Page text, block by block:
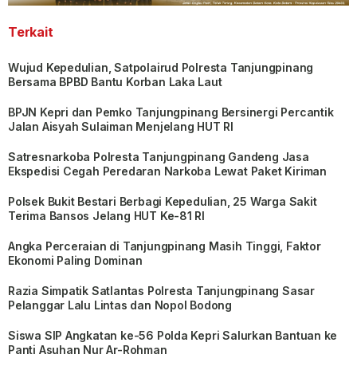
Terkait
Wujud Kepedulian, Satpolairud Polresta Tanjungpinang
Bersama BPBD Bantu Korban Laka Laut
BPJN Kepri dan Pemko Tanjungpinang Bersinergi Percantik
Jalan Aisyah Sulaiman Menjelang HUT RI
Satresnarkoba Polresta Tanjungpinang Gandeng Jasa
Ekspedisi Cegah Peredaran Narkoba Lewat Paket Kiriman
Polsek Bukit Bestari Berbagi Kepedulian, 25 Warga Sakit
Terima Bansos Jelang HUT Ke-81 RI
Angka Perceraian di Tanjungpinang Masih Tinggi, Faktor
Ekonomi Paling Dominan
Razia Simpatik Satlantas Polresta Tanjungpinang Sasar
Pelanggar Lalu Lintas dan Nopol Bodong
Siswa SIP Angkatan ke-56 Polda Kepri Salurkan Bantuan ke
Panti Asuhan Nur Ar-Rohman